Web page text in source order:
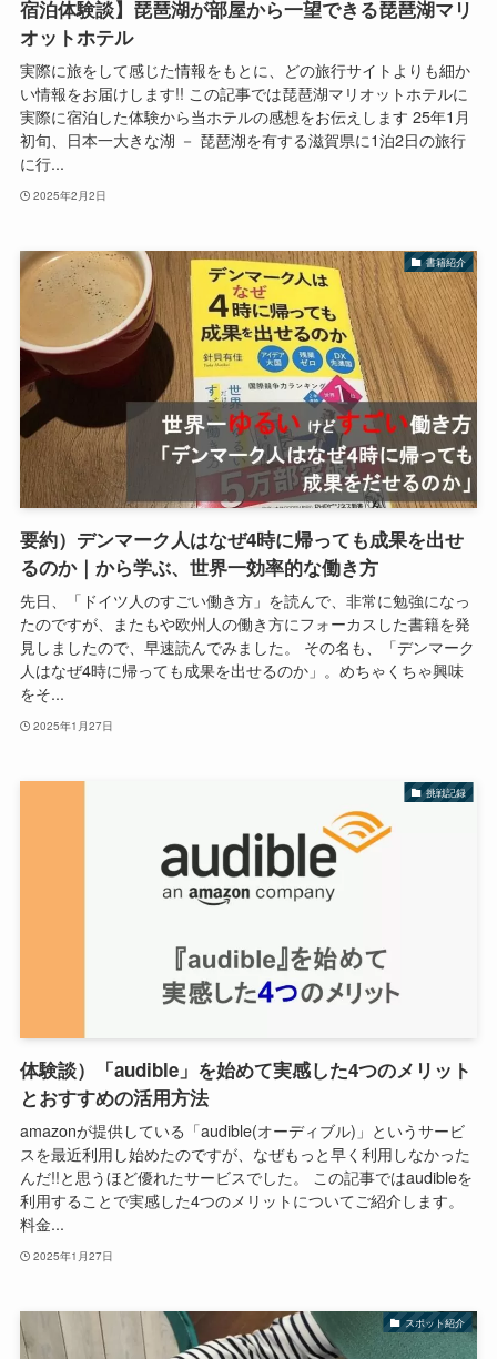
宿泊体験談】琵琶湖が部屋から一望できる琵琶湖マリ
オットホテル
実際に旅をして感じた情報をもとに、どの旅行サイトよりも細か
い情報をお届けします!! この記事では琵琶湖マリオットホテルに
実際に宿泊した体験から当ホテルの感想をお伝えします 25年1月
初旬、日本一大きな湖 － 琵琶湖を有する滋賀県に1泊2日の旅行
に行...
2025年2月2日
書籍紹介
要約）デンマーク人はなぜ4時に帰っても成果を出せ
るのか｜から学ぶ、世界一効率的な働き方
先日、「ドイツ人のすごい働き方」を読んで、非常に勉強になっ
たのですが、またもや欧州人の働き方にフォーカスした書籍を発
見しましたので、早速読んでみました。 その名も、「デンマーク
人はなぜ4時に帰っても成果を出せるのか」。めちゃくちゃ興味
をそ...
2025年1月27日
挑戦記録
体験談）「audible」を始めて実感した4つのメリット
とおすすめの活用方法
amazonが提供している「audible(オーディブル)」というサービ
スを最近利用し始めたのですが、なぜもっと早く利用しなかった
んだ!!と思うほど優れたサービスでした。 この記事ではaudibleを
利用することで実感した4つのメリットについてご紹介します。
料金...
2025年1月27日
スポット紹介